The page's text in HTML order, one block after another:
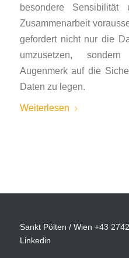
besondere Sensibilität
Zusammenarbeit
gefordert nicht nur die
umzusetzen,
Augenmerk auf die
Daten zu legen.
Weiterlesen
Sankt Pölten / Wien +43
Linkedin